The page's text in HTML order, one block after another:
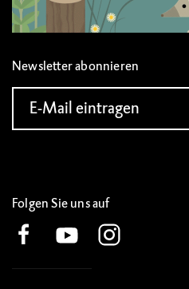
Newsletter abonnieren
E-Mail eintragen
Folgen Sie uns auf